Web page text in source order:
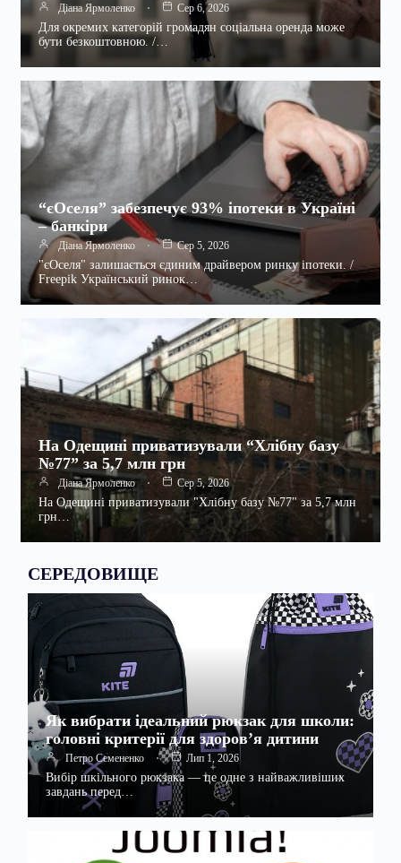
Діана Ярмоленко Сер 6, 2026
Для окремих категорій громадян соціальна оренда може
бути безкоштовною. /…
“єОселя” забезпечує 93% іпотеки в Україні
– банкіри
Діана Ярмоленко Сер 5, 2026
"єОселя" залишається єдиним драйвером ринку іпотеки. /
Freepik Український ринок…
На Одещині приватизували “Хлібну базу
№77” за 5,7 млн грн
Діана Ярмоленко Сер 5, 2026
На Одещині приватизували "Хлібну базу №77" за 5,7 млн
грн…
СЕРЕДОВИЩЕ
Як вибрати ідеальний рюкзак для школи:
головні критерії для здоров’я дитини
Петро Семененко Лип 1, 2026
Вибір шкільного рюкзака — це одне з найважливіших
завдань перед…